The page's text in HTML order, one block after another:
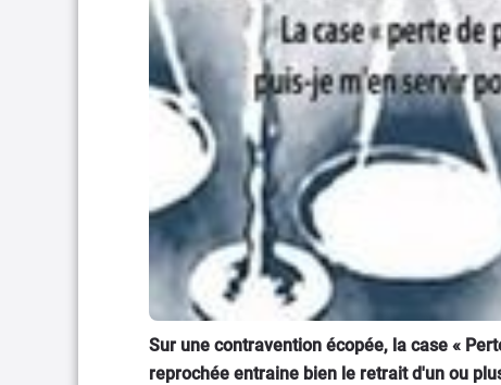
Sur une contravention écopée, la case «
reprochée entraine bien le retrait d'un ou